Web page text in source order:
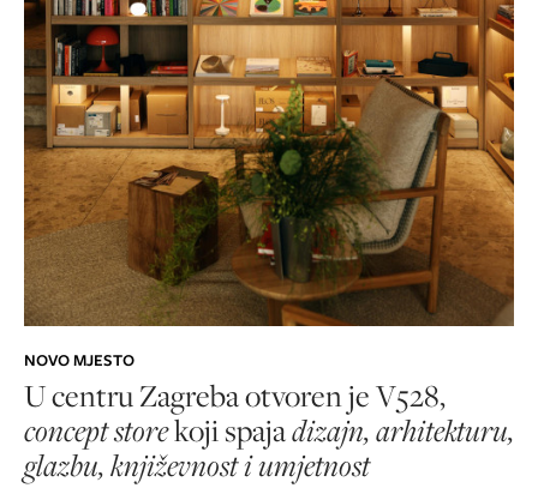
NOVO MJESTO
U centru Zagreba otvoren je V528,
concept storekoji spajadizajn, arhitekturu,
glazbu, književnost i umjetnost